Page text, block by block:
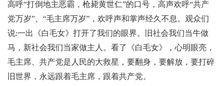
高呼“打倒地主恶霸，枪毙黄世仁”的口号，高声欢呼“共产
党万岁”、“毛主席万岁”，欢呼声和掌声经久不息。观众们
说:一出《白毛女》打开了我们的眼界。旧社会我们当牛做
马，新社会我们当家做主人。看了《白毛女》，心明眼亮，
毛主席、共产党是人民的大救星，要翻身，要解放，要打碎
旧世界，永远跟着毛主席，跟着共产党。